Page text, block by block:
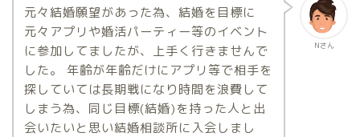
Nさん
元々結婚願望があった為、結婚を目標に
元々アプリや婚活パーティー等のイベント
に参加してましたが、上手く行きませんで
した。 年齢が年齢だけにアプリ等で相手を
探していては長期戦になり時間を浪費して
しまう為、同じ目標(結婚)を持った人と出
会いたいと思い結婚相談所に入会しまし